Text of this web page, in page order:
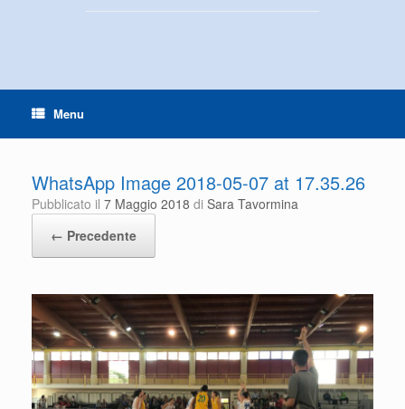
Menu
WhatsApp Image 2018-05-07 at 17.35.26
Pubblicato il 7 Maggio 2018 di Sara Tavormina
← Precedente